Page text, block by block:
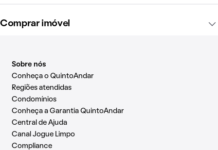
Comprar imóvel
Sobre nós
Conheça o QuintoAndar
Regiões atendidas
Condomínios
Conheça a Garantia QuintoAndar
Central de Ajuda
Canal Jogue Limpo
Compliance